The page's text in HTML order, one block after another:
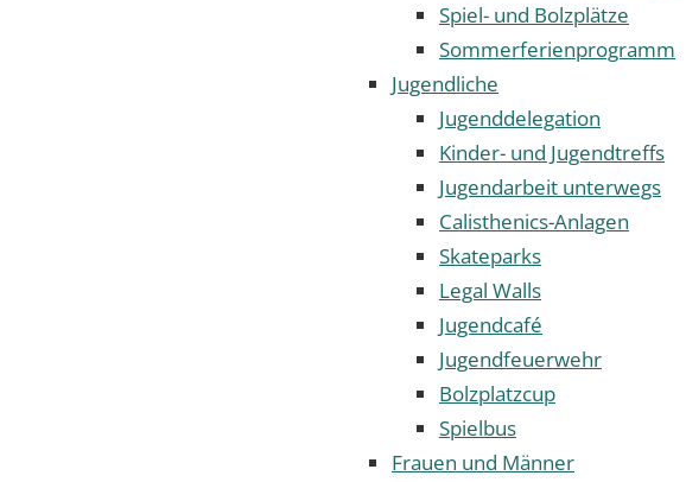
Spiel- und Bolzplätze
Sommerferienprogramm
Jugendliche
Jugenddelegation
Kinder- und Jugendtreffs
Jugendarbeit unterwegs
Calisthenics-Anlagen
Skateparks
Legal Walls
Jugendcafé
Jugendfeuerwehr
Bolzplatzcup
Spielbus
Frauen und Männer